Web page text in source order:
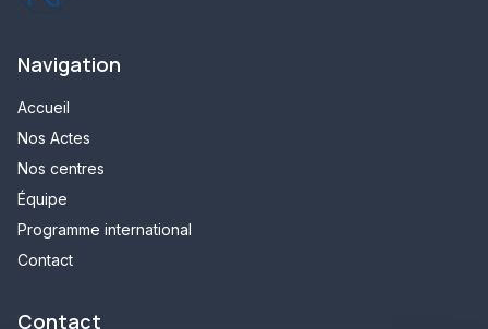
Navigation
Accueil
Nos Actes
Nos centres
Équipe
Programme international
Contact
Contact